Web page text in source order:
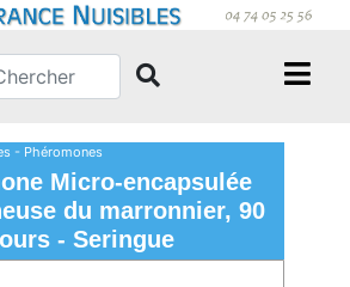
- Phéromones
Micro-encapsulée
du marronnier, 90
- Seringue